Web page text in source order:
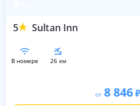
5 Sultan Inn
в номере 26 км
от 8 846